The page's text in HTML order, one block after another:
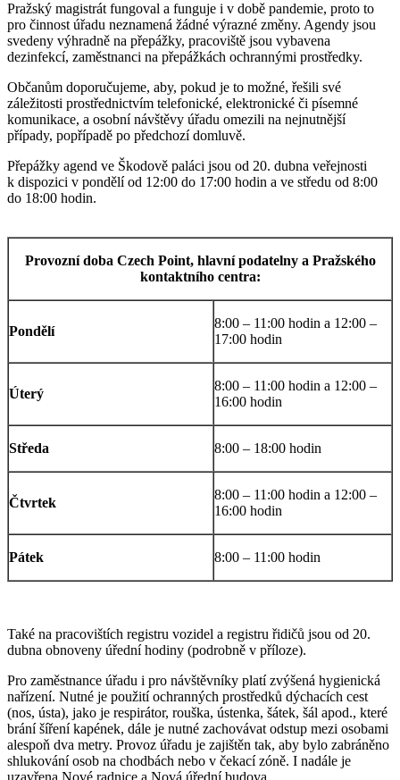
Pražský magistrát fungoval a funguje i v době pandemie, proto to
pro činnost úřadu neznamená žádné výrazné změny. Agendy jsou
svedeny výhradně na přepážky, pracoviště jsou vybavena
dezinfekcí, zaměstnanci na přepážkách ochrannými prostředky.
Občanům doporučujeme, aby, pokud je to možné, řešili své
záležitosti prostřednictvím telefonické, elektronické či písemné
komunikace, a osobní návštěvy úřadu omezili na nejnutnější
případy, popřípadě po předchozí domluvě.
Přepážky agend ve Škodově paláci jsou od 20. dubna veřejnosti
k dispozici v pondělí od 12:00 do 17:00 hodin a ve středu od 8:00
do 18:00 hodin.
Provozní doba Czech Point, hlavní podatelny a Pražského
kontaktního centra:
Pondělí
8:00 – 11:00 hodin a 12:00 –
17:00 hodin
Úterý
8:00 – 11:00 hodin a 12:00 –
16:00 hodin
Středa 8:00 – 18:00 hodin
Čtvrtek
8:00 – 11:00 hodin a 12:00 –
16:00 hodin
Pátek 8:00 – 11:00 hodin
Také na pracovištích registru vozidel a registru řidičů jsou od 20.
dubna obnoveny úřední hodiny (podrobně v příloze).
Pro zaměstnance úřadu i pro návštěvníky platí zvýšená hygienická
nařízení. Nutné je použití ochranných prostředků dýchacích cest
(nos, ústa), jako je respirátor, rouška, ústenka, šátek, šál apod., které
brání šíření kapének, dále je nutné zachovávat odstup mezi osobami
alespoň dva metry. Provoz úřadu je zajištěn tak, aby bylo zabráněno
shlukování osob na chodbách nebo v čekací zóně. I nadále je